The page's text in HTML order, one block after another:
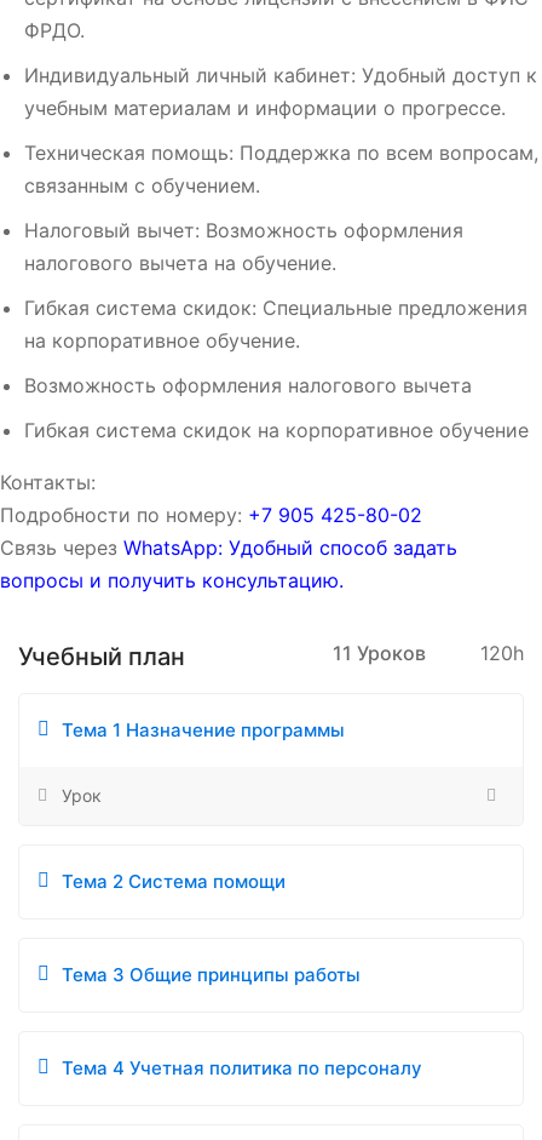
ФРДО.
Индивидуальный личный кабинет: Удобный доступ к
учебным материалам и информации о прогрессе.
Техническая помощь: Поддержка по всем вопросам,
связанным с обучением.
Налоговый вычет: Возможность оформления
налогового вычета на обучение.
Гибкая система скидок: Специальные предложения
на корпоративное обучение.
Возможность оформления налогового вычета
Гибкая система скидок на корпоративное обучение
Контакты:
Подробности по номеру: ‪‪+7 905 425-80-02‬‬
Связь через WhatsApp: Удобный способ задать
вопросы и получить консультацию.
Учебный план 11 Уроков 120h
Тема 1 Назначение программы
Урок
Тема 2 Система помощи
Тема 3 Общие принципы работы
Тема 4 Учетная политика по персоналу